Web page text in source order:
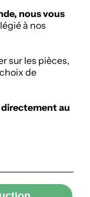
nous vous
à nos
sur les pièces,
de
directement au